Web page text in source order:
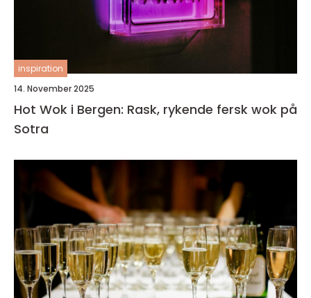
inspiration
14. November 2025
Hot Wok i Bergen: Rask, rykende fersk wok på
Sotra